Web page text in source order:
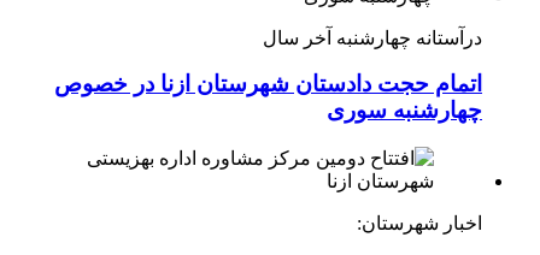
درآستانه چهارشنبه آخر سال
اتمام حجت دادستان شهرستان ازنا در خصوص
چهارشنبه ‌سوری
اخبار شهرستان: